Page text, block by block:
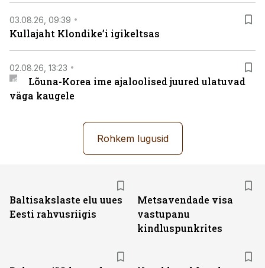
03.08.26, 09:39
Kullajaht Klondike’i igikeltsas
02.08.26, 13:23
Lõuna-Korea ime ajaloolised juured ulatuvad
väga kaugele
Rohkem lugusid
Baltisakslaste elu uues
Eesti rahvusriigis
Metsavendade visa
vastupanu
kindluspunkrites